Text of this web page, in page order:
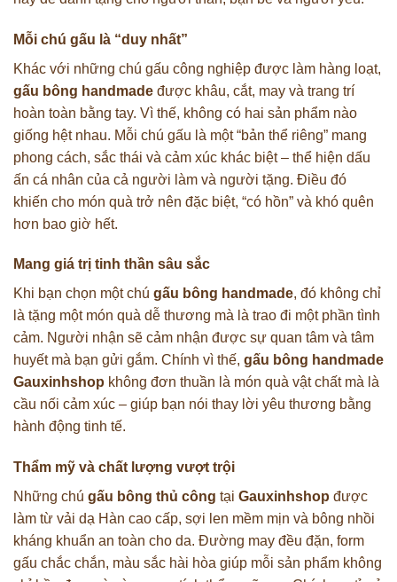
Mỗi chú gấu là “duy nhất”
Khác với những chú gấu công nghiệp được làm hàng loạt,
gấu bông handmade được khâu, cắt, may và trang trí
hoàn toàn bằng tay. Vì thế, không có hai sản phẩm nào
giống hệt nhau. Mỗi chú gấu là một “bản thể riêng” mang
phong cách, sắc thái và cảm xúc khác biệt – thể hiện dấu
ấn cá nhân của cả người làm và người tặng. Điều đó
khiến cho món quà trở nên đặc biệt, “có hồn” và khó quên
hơn bao giờ hết.
Mang giá trị tinh thần sâu sắc
Khi bạn chọn một chú gấu bông handmade, đó không chỉ
là tặng một món quà dễ thương mà là trao đi một phần tình
cảm. Người nhận sẽ cảm nhận được sự quan tâm và tâm
huyết mà bạn gửi gắm. Chính vì thế, gấu bông handmade
Gauxinhshop không đơn thuần là món quà vật chất mà là
cầu nối cảm xúc – giúp bạn nói thay lời yêu thương bằng
hành động tinh tế.
Thẩm mỹ và chất lượng vượt trội
Những chú gấu bông thủ công tại Gauxinhshop được
làm từ vải dạ Hàn cao cấp, sợi len mềm mịn và bông nhồi
kháng khuẩn an toàn cho da. Đường may đều đặn, form
gấu chắc chắn, màu sắc hài hòa giúp mỗi sản phẩm không